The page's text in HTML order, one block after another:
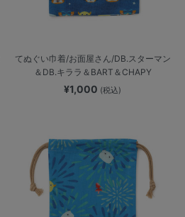
てぬぐい巾着/お面屋さん/DB.スターマン
＆DB.キララ＆BART＆CHAPY
¥1,000 (税込)